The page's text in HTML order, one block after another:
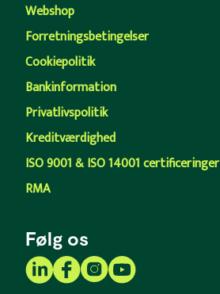
Webshop
Forretningsbetingelser
Cookiepolitik
Bankinformation
Privatlivspolitik
Kreditværdighed
ISO 9001 & ISO 14001 certificeringer
RMA
Følg os